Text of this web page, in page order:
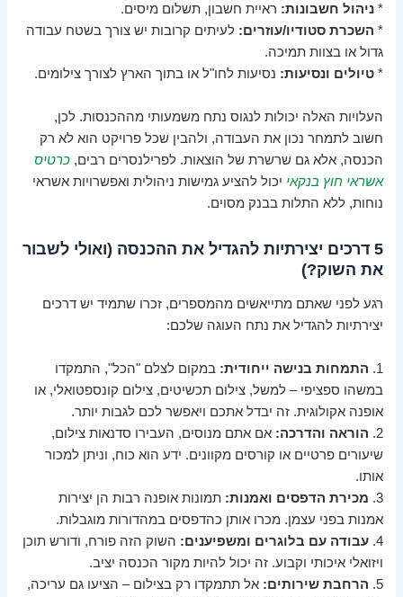
*ניהול חשבונות: ראיית חשבון, תשלום מיסים.
* השכרת סטודיו/עוזרים: לעיתים קרובות יש צורך בשטח עבודה
גדול או בצוות תמיכה.
*טיולים ונסיעות: נסיעות לחו"ל או בתוך הארץ לצורך צילומים.
העלויות האלה יכולות לנגוס נתח משמעותי מההכנסות. לכן,
חשוב לתמחר נכון את העבודה, ולהבין שכל פרויקט הוא לא רק
הכנסה, אלא גם שרשרת של הוצאות. לפרילנסרים רבים,כרטיס
אשראי חוץ בנקאי יכול להציע גמישות ניהולית ואפשרויות אשראי
נוחות, ללא התלות בבנק מסוים.
5 דרכים יצירתיות להגדיל את ההכנסה (ואולי לשבור
את השוק?)
רגע לפני שאתם מתייאשים מהמספרים, זכרו שתמיד יש דרכים
יצירתיות להגדיל את נתח העוגה שלכם:
1. התמחות בנישה ייחודית: במקום לצלם "הכל", התמקדו
במשהו ספציפי – למשל, צילום תכשיטים, צילום קונספטואלי, או
אופנה אקולוגית. זה יבדל אתכם ויאפשר לכם לגבות יותר.
2.
הוראה והדרכה: אם אתם מנוסים, העבירו סדנאות צילום,
שיעורים פרטיים או קורסים מקוונים. ידע הוא כוח, וניתן למכור
אותו.
3. מכירת הדפסים ואמנות: תמונות אופנה רבות הן יצירות
אמנות בפני עצמן. מכרו אותן כהדפסים במהדורות מוגבלות.
4. עבודה עם בלוגרים ומשפיענים: השוק הזה פורח, ודורש תוכן
ויזואלי איכותי וקבוע. זה יכול להיות מקור הכנסה יציב.
5. הרחבת שירותים: אל תתמקדו רק בצילום – הציעו גם עריכה,